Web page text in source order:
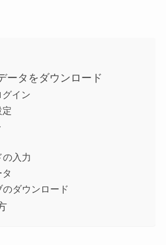
ータをダウンロード
イン
定
入力
のダウンロード